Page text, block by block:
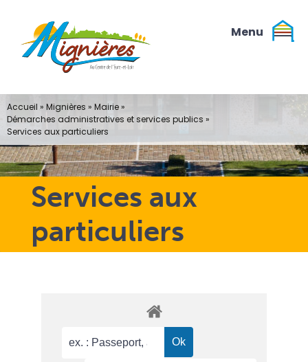
contenu
Services aux
particuliers
Accueil » Mignières » Mairie»
Démarches administratives et services publics »
Services aux particuliers